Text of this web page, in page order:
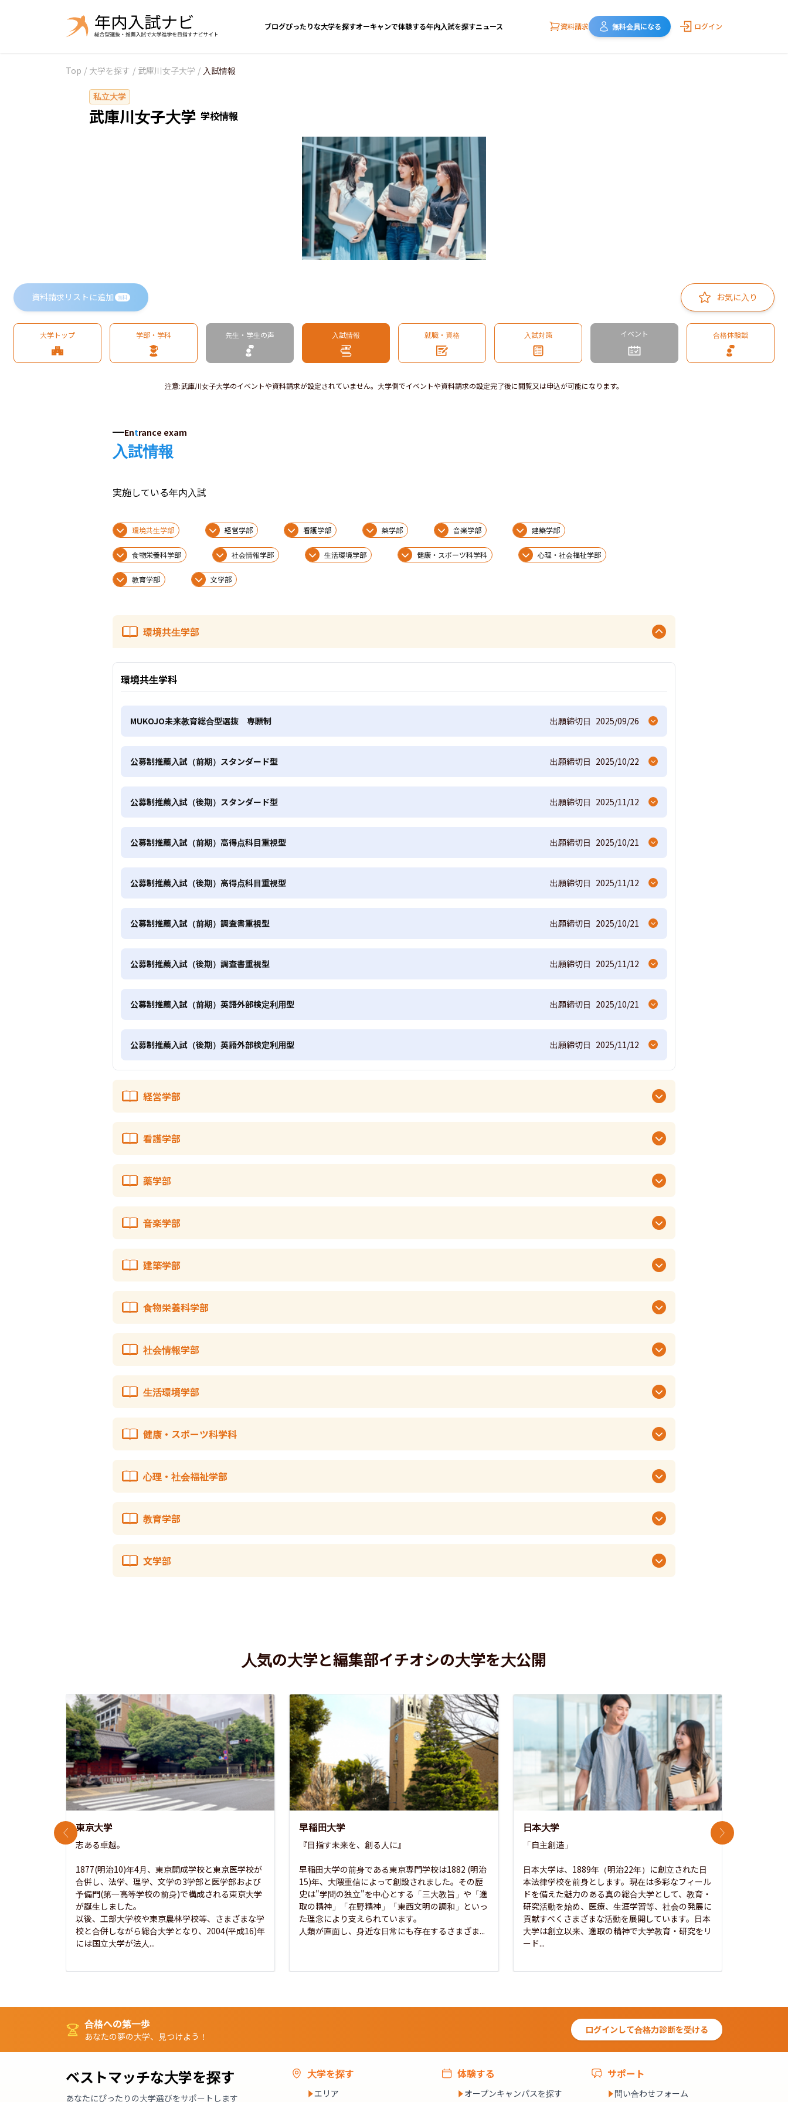
ブログぴったりな大学を探すオーキャンで体験する年内入試を探すニュース 資料請求 無料会員になる ログイン
Top / 大学を探す / 武庫川女子大学 / 入試情報
私立大学
武庫川女子大学 学校情報
資料請求リストに追加 無料 お気に入り
大学トップ 学部・学科 先生・学生の声 入試情報 就職・資格 入試対策 イベント 合格体験談
注意:武庫川女子大学のイベントや資料請求が設定されていません。大学側でイベントや資料請求の設定完了後に閲覧又は申込が可能になります。
Entrance exam
入試情報
実施している年内入試
環境共生学部 経営学部 看護学部 薬学部 音楽学部 建築学部
食物栄養科学部 社会情報学部 生活環境学部 健康・スポーツ科学科 心理・社会福祉学部
教育学部 文学部
環境共生学部
環境共生学科
MUKOJO未来教育総合型選抜 専願制 出願締切日 2025/09/26
公募制推薦入試（前期）スタンダード型 出願締切日 2025/10/22
公募制推薦入試（後期）スタンダード型 出願締切日 2025/11/12
公募制推薦入試（前期）高得点科目重視型 出願締切日 2025/10/21
公募制推薦入試（後期）高得点科目重視型 出願締切日 2025/11/12
公募制推薦入試（前期）調査書重視型 出願締切日 2025/10/21
公募制推薦入試（後期）調査書重視型 出願締切日 2025/11/12
公募制推薦入試（前期）英語外部検定利用型 出願締切日 2025/10/21
公募制推薦入試（後期）英語外部検定利用型 出願締切日 2025/11/12
経営学部
看護学部
薬学部
音楽学部
建築学部
食物栄養科学部
社会情報学部
生活環境学部
健康・スポーツ科学科
心理・社会福祉学部
教育学部
文学部
人気の大学と編集部イチオシの大学を大公開
東京大学
志ある卓越。
1877(明治10)年4月、東京開成学校と東京医学校が
合併し、法学、理学、文学の3学部と医学部および
予備門(第一高等学校の前身)で構成される東京大学
が誕生しました。
以後、工部大学校や東京農林学校等、さまざまな学
校と合併しながら総合大学となり、2004(平成16)年
には国立大学が法人...
早稲田大学
『目指す未来を、創る人に』
早稲田大学の前身である東京専門学校は1882 (明治
15)年、大隈重信によって創設されました。その歴
史は"学問の独立"を中心とする「三大教旨」や「進
取の精神」「在野精神」「東西文明の調和」といっ
た理念により支えられています。
人類が直面し、身近な日常にも存在するさまざま...
日本大学
「自主創造」
日本大学は、1889年（明治22年）に創立された日
本法律学校を前身とします。現在は多彩なフィール
ドを備えた魅力のある真の総合大学として、教育・
研究活動を始め、医療、生涯学習等、社会の発展に
貢献すべくさまざまな活動を展開しています。日本
大学は創立以来、進取の精神で大学教育・研究をリ
ード...
前のスライド 次のスライド
合格への第一歩
あなたの夢の大学、見つけよう！
ログインして合格力診断を受ける
ベストマッチな大学を探す
あなたにぴったりの大学選びをサポートします
大学を探す
エリア
体験する
オープンキャンパスを探す
サポート
問い合わせフォーム